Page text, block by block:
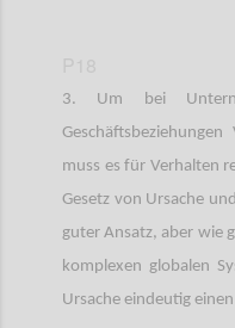
3. Um bei
muss es für Verhalten
Gesetz von Ursache
guter Ansatz, aber wie
komplexen globalen
Ursache eindeutig